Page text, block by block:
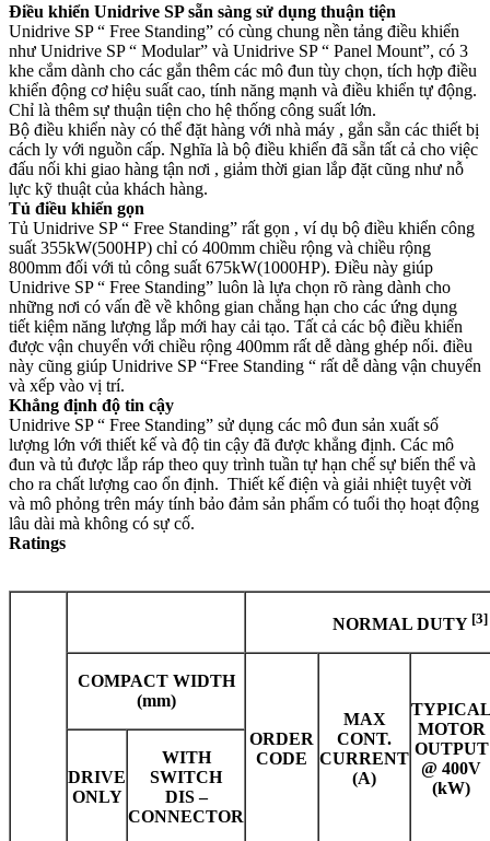
Điều khiển Unidrive SP sẵn sàng sử dụng thuận tiện
Unidrive SP “ Free Standing” có cùng chung nền tảng điều khiển
như Unidrive SP “ Modular” và Unidrive SP “ Panel Mount”, có 3
khe cắm dành cho các gắn thêm các mô đun tùy chọn, tích hợp điều
khiển động cơ hiệu suất cao, tính năng mạnh và điều khiển tự động.
Chỉ là thêm sự thuận tiện cho hệ thống công suất lớn.
Bộ điều khiển này có thể đặt hàng với nhà máy , gắn sẵn các thiết bị
cách ly với nguồn cấp. Nghĩa là bộ điều khiển đã sẵn tất cả cho việc
đấu nối khi giao hàng tận nơi , giảm thời gian lắp đặt cũng như nỗ
lực kỹ thuật của khách hàng.
Tủ điều khiển gọn
Tủ Unidrive SP “ Free Standing” rất gọn , ví dụ bộ điều khiển công
suất 355kW(500HP) chỉ có 400mm chiều rộng và chiều rộng
800mm đối với tủ công suất 675kW(1000HP). Điều này giúp
Unidrive SP “ Free Standing” luôn là lựa chọn rõ ràng dành cho
những nơi có vấn đề về không gian chẳng hạn cho các ứng dụng
tiết kiệm năng lượng lắp mới hay cải tạo. Tất cả các bộ điều khiển
được vận chuyển với chiều rộng 400mm rất dễ dàng ghép nối. điều
này cũng giúp Unidrive SP “Free Standing “ rất dễ dàng vận chuyển
và xếp vào vị trí.
Khẳng định độ tin cậy
Unidrive SP “ Free Standing” sử dụng các mô đun sản xuất số
lượng lớn với thiết kế và độ tin cậy đã được khẳng định. Các mô
đun và tủ được lắp ráp theo quy trình tuần tự hạn chế sự biến thể và
cho ra chất lượng cao ổn định. Thiết kế điện và giải nhiệt tuyệt vời
và mô phỏng trên máy tính bảo đảm sản phẩm có tuổi thọ hoạt động
lâu dài mà không có sự cố.
Ratings
NORMAL DUTY[3]
COMPACT WIDTH
(mm)
ORDER
CODE
MAX
CONT.
CURRENT
(A)
MOTOR
OUTPUT
@ 400V
(kW)
DRIVE
ONLY
WITH
SWITCH
DIS –
CONNECTOR